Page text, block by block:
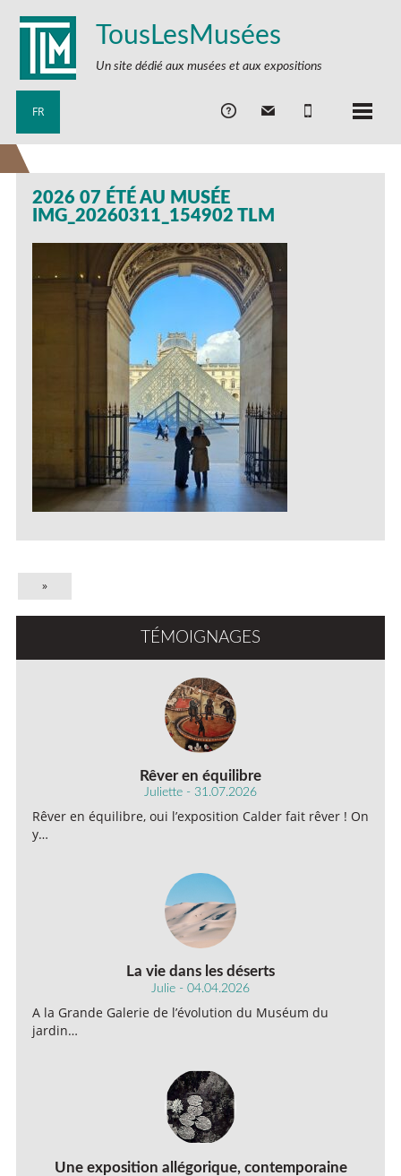
TousLesMusées
Un site dédié aux musées et aux expositions
FR
2026 07 ÉTÉ AU MUSÉE
IMG_20260311_154902 TLM
»
TÉMOIGNAGES
Rêver en équilibre
Juliette - 31.07.2026
Rêver en équilibre, oui l’exposition Calder fait rêver ! On
y…
La vie dans les déserts
Julie - 04.04.2026
A la Grande Galerie de l’évolution du Muséum du
jardin…
Une exposition allégorique, contemporaine